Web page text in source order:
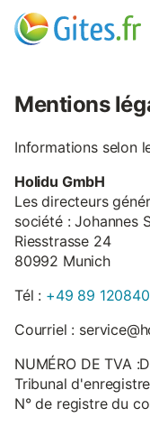
Mentions
Informations selon
Holidu GmbH
Les directeurs
société : Johannes
Riesstrasse 24
80992 Munich
Tél : +49 89
Courriel :
NUMÉRO DE TVA
Tribunal
N° de registre du